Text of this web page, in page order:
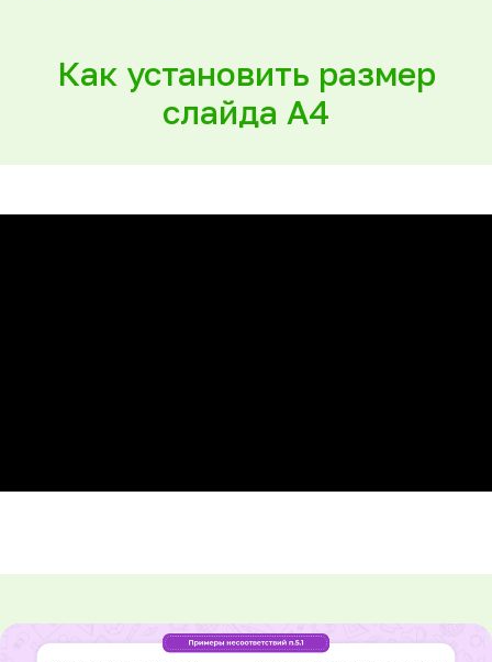
Как установить размер
слайда А4